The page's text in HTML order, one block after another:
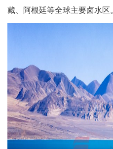
藏、阿根廷等全球主要卤水区。